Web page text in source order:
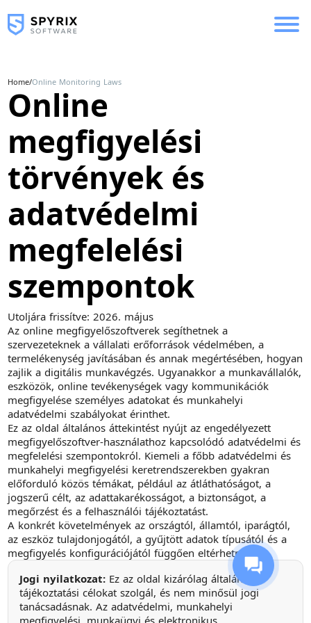
Home/Online Monitoring Laws
Online
megfigyelési
törvények és
adatvédelmi
megfelelési
szempontok
Utoljára frissítve: 2026. május
Az online megfigyelőszoftverek segíthetnek a
szervezeteknek a vállalati erőforrások védelmében, a
termelékenység javításában és annak megértésében, hogyan
zajlik a digitális munkavégzés. Ugyanakkor a munkavállalók,
eszközök, online tevékenységek vagy kommunikációk
megfigyelése személyes adatokat és munkahelyi
adatvédelmi szabályokat érinthet.
Ez az oldal általános áttekintést nyújt az engedélyezett
megfigyelőszoftver-használathoz kapcsolódó adatvédelmi és
megfelelési szempontokról. Kiemeli a főbb adatvédelmi és
munkahelyi megfigyelési keretrendszerekben gyakran
előforduló közös témákat, például az átláthatóságot, a
jogszerű célt, az adattakarékosságot, a biztonságot, a
megőrzést és a felhasználói tájékoztatást.
A konkrét követelmények az országtól, államtól, iparágtól,
az eszköz tulajdonjogától, a gyűjtött adatok típusától és a
megfigyelés konfigurációjától függően eltérhetnek.
Jogi nyilatkozat: Ez az oldal kizárólag általános
tájékoztatási célokat szolgál, és nem minősül jogi
tanácsadásnak. Az adatvédelmi, munkahelyi
megfigyelési, munkaügyi és elektronikus